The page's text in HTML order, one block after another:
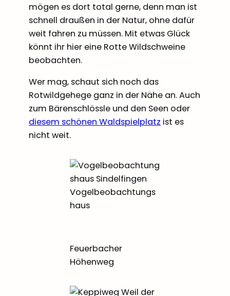
mögen es dort total gerne, denn man ist
schnell draußen in der Natur, ohne dafür
weit fahren zu müssen. Mit etwas Glück
könnt ihr hier eine Rotte Wildschweine
beobachten.
Wer mag, schaut sich noch das
Rotwildgehege ganz in der Nähe an. Auch
zum Bärenschlössle und den Seen oder
diesem schönen Waldspielplatz ist es
nicht weit.
Vogelbeobachtungs
haus
Feuerbacher
Höhenweg